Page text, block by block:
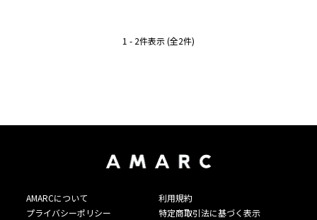
1 - 2件表示 (全2件)
AMARCについて
利用規約
プライバシーポリシー
特定商取引法に基づく表示